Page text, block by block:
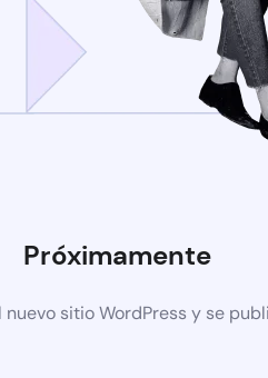
Próximamente
nuevo sitio WordPress y se